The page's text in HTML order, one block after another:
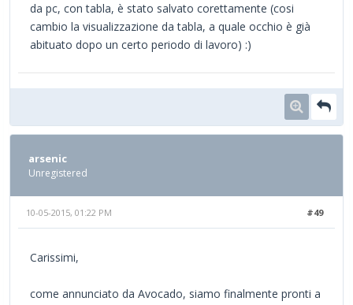
da pc, con tabla, è stato salvato corettamente (cosi
cambio la visualizzazione da tabla, a quale occhio è già
abituato dopo un certo periodo di lavoro) :)
arsenic
Unregistered
#49
10-05-2015, 01:22 PM
Carissimi,
come annunciato da Avocado, siamo finalmente pronti a